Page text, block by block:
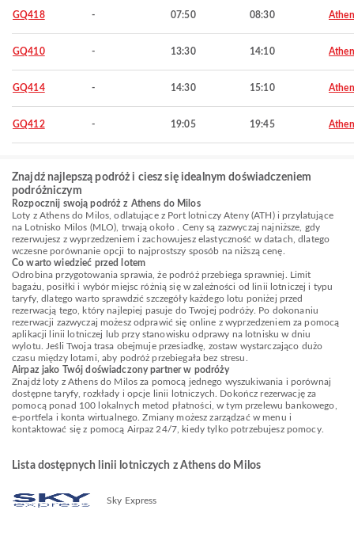
GQ418 - 07:50 08:30
GQ410 - 13:30 14:10
GQ414 - 14:30 15:10
GQ412 - 19:05 19:45
Znajdź najlepszą podróż i ciesz się idealnym doświadczeniem
podróżniczym
Rozpocznij swoją podróż z Athens do Milos
Loty z Athens do Milos, odlatujące z Port lotniczy Ateny (ATH) i przylatujące
na Lotnisko Milos (MLO), trwają około . Ceny są zazwyczaj najniższe, gdy
rezerwujesz z wyprzedzeniem i zachowujesz elastyczność w datach, dlatego
wczesne porównanie opcji to najprostszy sposób na niższą cenę.
Co warto wiedzieć przed lotem
Odrobina przygotowania sprawia, że podróż przebiega sprawniej. Limit
bagażu, posiłki i wybór miejsc różnią się w zależności od linii lotniczej i typu
taryfy, dlatego warto sprawdzić szczegóły każdego lotu poniżej przed
rezerwacją tego, który najlepiej pasuje do Twojej podróży. Po dokonaniu
rezerwacji zazwyczaj możesz odprawić się online z wyprzedzeniem za pomocą
aplikacji linii lotniczej lub przy stanowisku odprawy na lotnisku w dniu
wylotu. Jeśli Twoja trasa obejmuje przesiadkę, zostaw wystarczająco dużo
czasu między lotami, aby podróż przebiegała bez stresu.
Airpaz jako Twój doświadczony partner w podróży
Znajdź loty z Athens do Milos za pomocą jednego wyszukiwania i porównaj
dostępne taryfy, rozkłady i opcje linii lotniczych. Dokończ rezerwację za
pomocą ponad 100 lokalnych metod płatności, w tym przelewu bankowego,
e-portfela i konta wirtualnego. Zmiany możesz zarządzać w menu i
kontaktować się z pomocą Airpaz 24/7, kiedy tylko potrzebujesz pomocy.
Lista dostępnych linii lotniczych z Athens do Milos
Sky Express